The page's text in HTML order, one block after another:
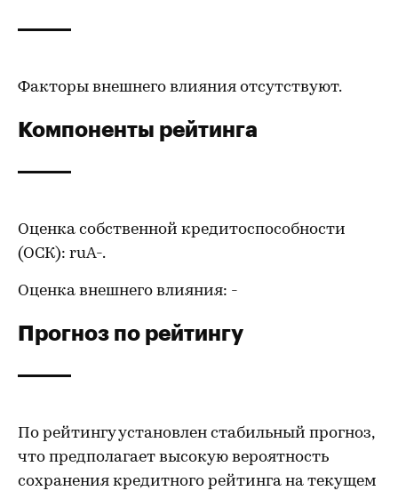
Факторы внешнего влияния отсутствуют.
Компоненты рейтинга
Оценка собственной кредитоспособности
(ОСК): ruA-.
Оценка внешнего влияния: -
Прогноз по рейтингу
По рейтингу установлен стабильный прогноз,
что предполагает высокую вероятность
сохранения кредитного рейтинга на текущем